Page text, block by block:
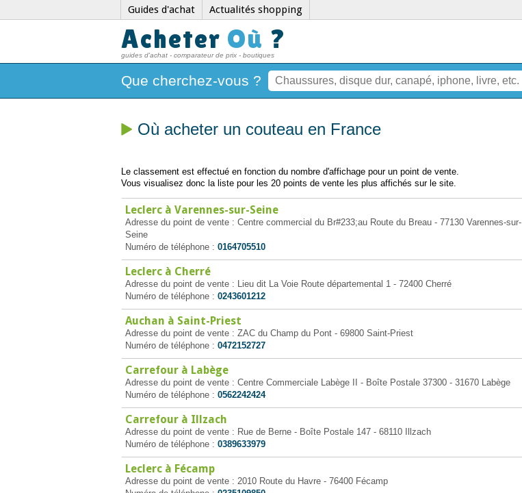
Guides d'achat Actualités shopping
Acheter Où ?
guides d'achat - comparateur de prix - boutiques
Que cherchez-vous ?
Où acheter un couteau en France
Le classement est effectué en fonction du nombre d'affichage pour un point de vente.
Vous visualisez donc la liste pour les 20 points de vente les plus affichés sur le site.
Leclerc à Varennes-sur-Seine
Adresse du point de vente : Centre commercial du Br#233;au Route du Breau - 77130 Varennes-sur-
Seine
Numéro de téléphone : 0164705510
Leclerc à Cherré
Adresse du point de vente : Lieu dit La Voie Route départemental 1 - 72400 Cherré
Numéro de téléphone : 0243601212
Auchan à Saint-Priest
Adresse du point de vente : ZAC du Champ du Pont - 69800 Saint-Priest
Numéro de téléphone : 0472152727
Carrefour à Labège
Adresse du point de vente : Centre Commerciale Labège II - Boîte Postale 37300 - 31670 Labège
Numéro de téléphone : 0562242424
Carrefour à Illzach
Adresse du point de vente : Rue de Berne - Boîte Postale 147 - 68110 Illzach
Numéro de téléphone : 0389633979
Leclerc à Fécamp
Adresse du point de vente : 2010 Route du Havre - 76400 Fécamp